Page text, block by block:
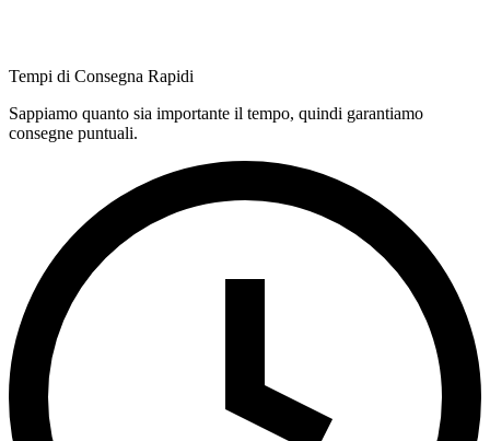
Tempi di Consegna Rapidi
Sappiamo quanto sia importante il tempo, quindi garantiamo
consegne puntuali.